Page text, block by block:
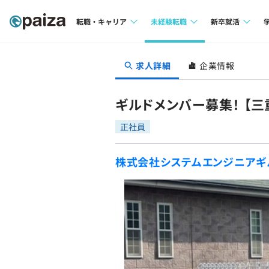
転職・キャリア
転職成功ガイド
転職エージェント
未経験転職
求人検索
転職成功ガイド
新卒就活
本選考
インターン
イベント・セ
インタビュー
就活成功ガイド
求人詳細 企業情報
ギルドメンバー募集！ 【
正社員
株式会社システムエンジニア